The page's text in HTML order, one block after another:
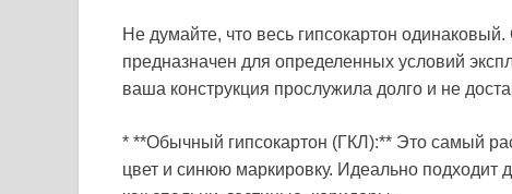
Не думайте, что весь гипсокартон
предназначен для определенных условий
ваша конструкция прослужила долго и не
* **Обычный гипсокартон (ГКЛ):** Это самый
цвет и синюю маркировку. Идеально